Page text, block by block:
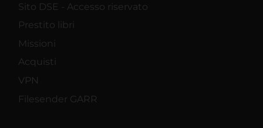
Sito DSE - Accesso riservato
Prestito libri
Missioni
Acquisti
VPN
Filesender GARR